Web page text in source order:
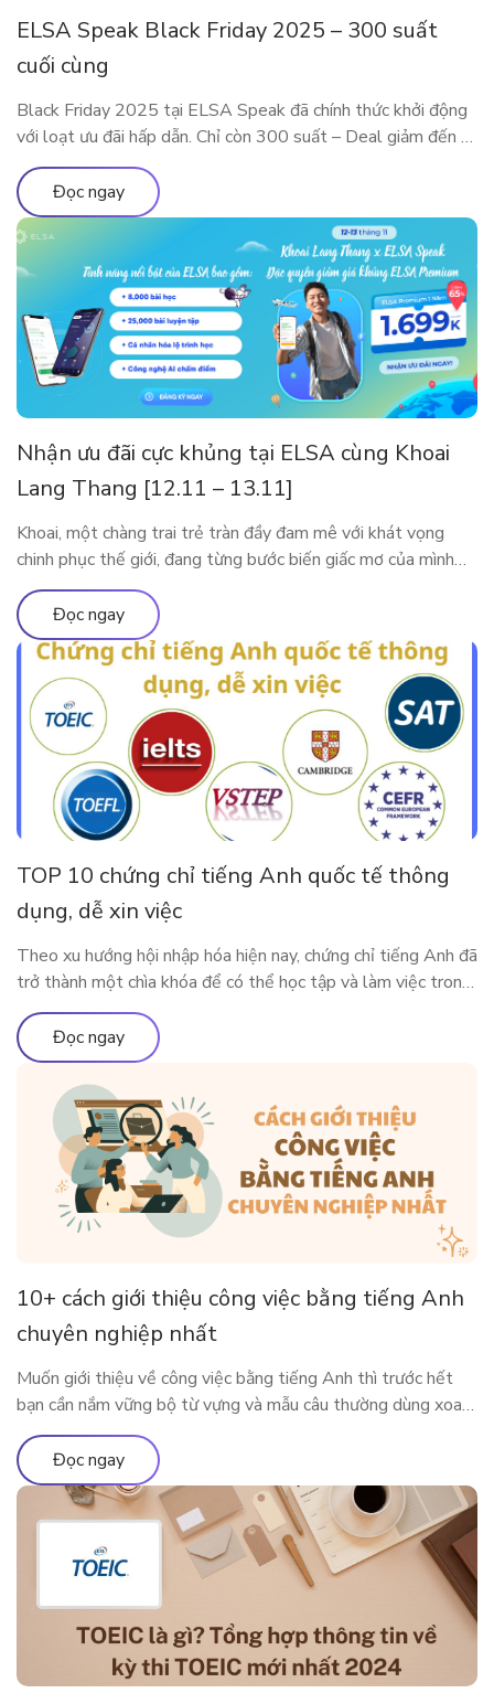
ELSA Speak Black Friday 2025 – 300 suất
cuối cùng
Black Friday 2025 tại ELSA Speak đã chính thức khởi động
với loạt ưu đãi hấp dẫn. Chỉ còn 300 suất – Deal giảm đến 5
Triệu sắp cháy hàng! Đây là dịp đặc biệt trong năm để sở
hữu các gói ELSA Premium và ELSA Pro với giá ưu đãi hiếm
có. Trải nghiệm […]
Đọc ngay
Nhận ưu đãi cực khủng tại ELSA cùng Khoai
Lang Thang [12.11 – 13.11]
Khoai, một chàng trai trẻ tràn đầy đam mê với khát vọng
chinh phục thế giới, đang từng bước biến giấc mơ của mình
thành hiện thực. Tuy nhiên, thử thách lớn nhất mà anh phải
đối mặt trên hành trình này là tiếng Anh. Với ý chí kiên định,
Khoai đã bắt đầu hành […]
Đọc ngay
TOP 10 chứng chỉ tiếng Anh quốc tế thông
dụng, dễ xin việc
Theo xu hướng hội nhập hóa hiện nay, chứng chỉ tiếng Anh đã
trở thành một chìa khóa để có thể học tập và làm việc trong
môi trường quốc tế. Vậy có những chứng chỉ thông dụng nào
được Việt Nam và các nước lớn trên thế giới công nhận?
Cùng ELSA Premium tìm […]
Đọc ngay
10+ cách giới thiệu công việc bằng tiếng Anh
chuyên nghiệp nhất
Muốn giới thiệu về công việc bằng tiếng Anh thì trước hết
bạn cần nắm vững bộ từ vựng và mẫu câu thường dùng xoay
quanh công việc của mình. Bài viết dưới đây sẽ cung cấp cho
bạn những từ vựng, mẫu câu xoay quanh chủ đề công việc để
bạn có thể nói […]
Đọc ngay